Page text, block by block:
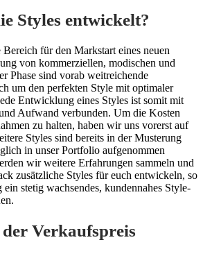
Styles entwickelt?
für den Markstart eines neuen
von kommerziellen, modischen und
Phase sind vorab weitreichende
um den perfekten Style mit optimaler
Entwicklung eines Styles ist somit mit
Aufwand verbunden. Um die Kosten
zu halten, haben wir uns vorerst auf
Styles sind bereits in der Musterung
in unser Portfolio aufgenommen
wir weitere Erfahrungen sammeln und
zusätzliche Styles für euch entwickeln, so
stetig wachsendes, kundennahes Style-
Verkaufspreis